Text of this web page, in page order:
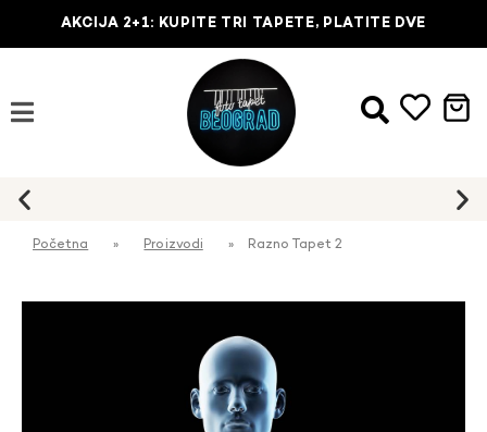
AKCIJA 2+1: KUPITE TRI TAPETE, PLATITE DVE
Početna » Proizvodi » Razno Tapet 2